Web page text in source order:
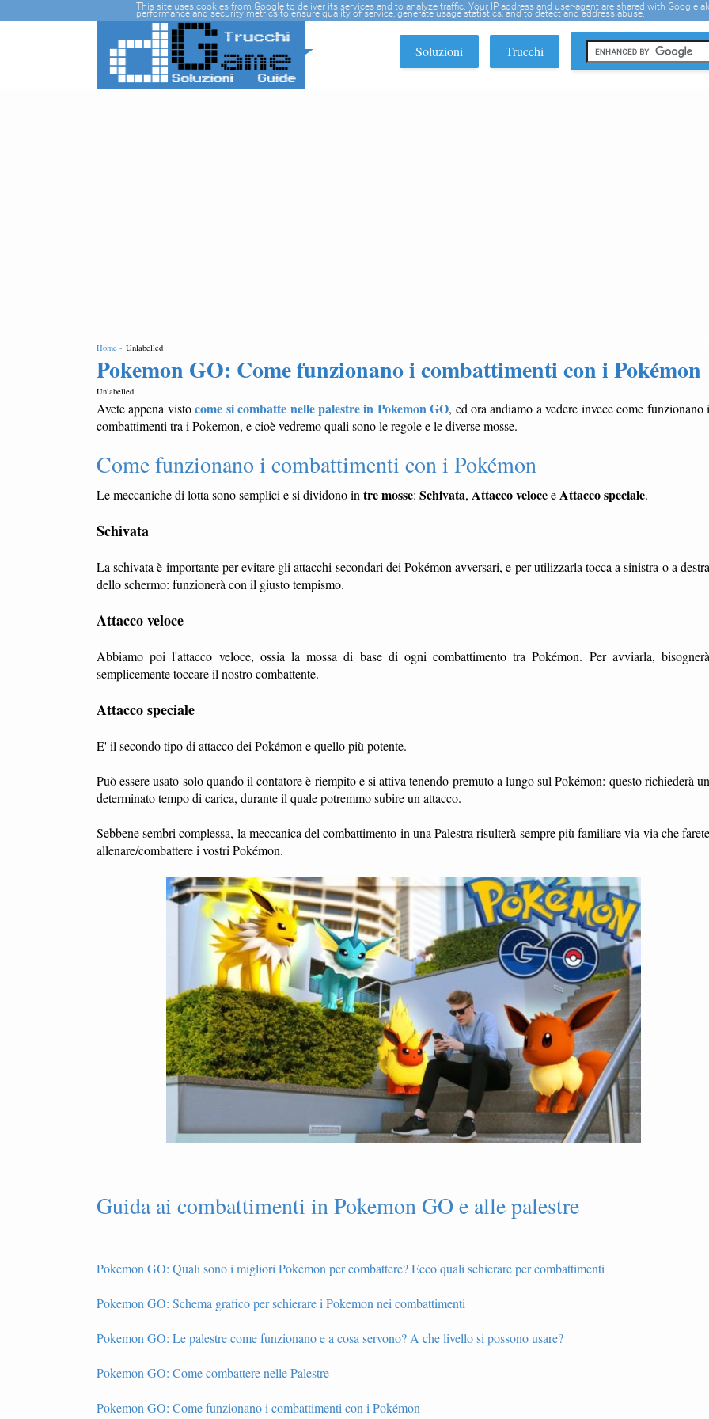
Soluzioni Trucchi
Home - Unlabelled
Pokemon GO: Come funzionano i combattimenti con i Pokémon
Unlabelled
Avete appena vistocome si combatte nelle palestre in Pokemon GO, ed ora andiamo a vedere invece come funzionano
combattimenti tra i Pokemon, e cioè vedremo quali sono le regole e le diverse mosse.
Come funzionano i combattimenti con i Pokémon
Le meccaniche di lotta sono semplici e si dividono in tre mosse: Schivata, Attacco velocee Attacco speciale.
Schivata
La schivata è importante per evitare gli attacchi secondari dei Pokémon avversari, e per utilizzarla tocca a sinistra o a destra
dello schermo: funzionerà con il giusto tempismo.
Attacco veloce
Abbiamo poi l'attacco veloce, ossia la mossa di base di ogni combattimento tra Pokémon. Per avviarla, bisognerà
semplicemente toccare il nostro combattente.
Attacco speciale
E' il secondo tipo di attacco dei Pokémon e quello più potente.
Può essere usato solo quando il contatore è riempito e si attiva tenendo premuto a lungo sul Pokémon: questo richiederà un
determinato tempo di carica, durante il quale potremmo subire un attacco.
Sebbene sembri complessa, la meccanica del combattimento in una Palestra risulterà sempre più familiare via via che farete
allenare/combattere i vostri Pokémon.
Guida ai combattimenti in Pokemon GO e alle palestre
Pokemon GO: Quali sono i migliori Pokemon per combattere? Ecco quali schierare per combattimenti
Pokemon GO: Schema grafico per schierare i Pokemon nei combattimenti
Pokemon GO: Le palestre come funzionano e a cosa servono? A che livello si possono usare?
Pokemon GO: Come combattere nelle Palestre
Pokemon GO: Come funzionano i combattimenti con i Pokémon
This site uses cookies from Google to deliver its services and to analyze traffic. Your IP address and user-agent are shared with Google
performance and security metrics to ensure quality of service, generate usage statistics, and to detect and address abuse.